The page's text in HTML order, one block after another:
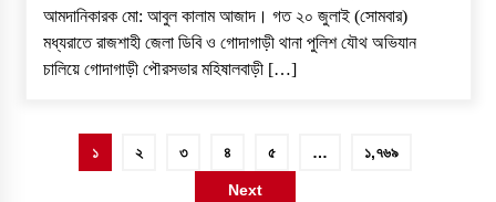
আমদানিকারক মো: আবুল কালাম আজাদ। ​গত ২০ জুলাই (সোমবার)
মধ্যরাতে রাজশাহী জেলা ডিবি ও গোদাগাড়ী থানা পুলিশ যৌথ অভিযান
চালিয়ে গোদাগাড়ী পৌরসভার মহিষালবাড়ী […]
১ ২ ৩ ৪ ৫ … ১,৭৬৯
Next